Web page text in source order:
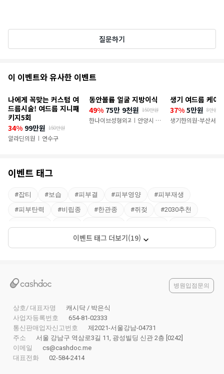
질문하기
추
이
벤
트
이 이벤트와 유사한 이벤트
나에게 꼭맞는 커스텀 여
드름시술! 여드름 지니패
키지5회
34% 99만원 150만원
알라딘의원 | 연수구
동안볼륨 얼굴 지방이식
49% 75만 9천원 150만원
한나이브성형외과의원
|
안양시 만
생기 여드름 케어
37% 5만원 8만원
생기한의원-부산서면
이벤트 태그
#잡티 #보습 #피부결 #피부영양 #피부재생
#피부탄력 #비립종 #한관종 #쥐젖 #2030추천
피부톤 #60대추천 # 부산
이벤트 태그 더보기(19)
병원입점문의
상호/ 대표자명
캐시닥 / 박은식
사업자등록번호
654-81-02333
통신판매업자신고번호
제2021-서울강남-04731
주소
서울 강남구 역삼로3길 11, 광성빌딩 신관 2층 [0242]
이메일
cs@cashdoc.me
대표전화
02-584-2414